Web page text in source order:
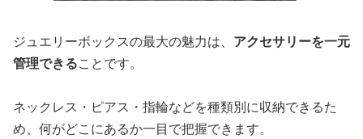
ジュエリーボックスの最大の魅力は、 アクセサリーを一元
管理できることです。
ネックレス・ピアス・指輪などを種類別に収納できるた
め、何がどこにあるか一目で把握できます。